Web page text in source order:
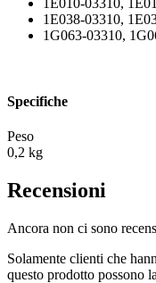
1E010-03310,
1E038-03310,
1G063-03310,
Specifiche
Peso
0,2 kg
Recensioni
Ancora non ci sono
Solamente clienti che
questo prodotto possono